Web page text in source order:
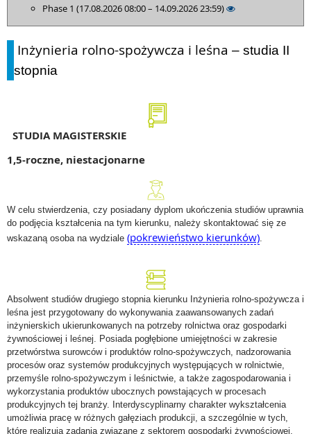
Phase 1 (17.08.2026 08:00 – 14.09.2026 23:59)
Inżynieria rolno-spożywcza i leśna – studia II
stopnia
STUDIA MAGISTERSKIE
1,5-roczne, niestacjonarne
W celu stwierdzenia, czy posiadany dyplom ukończenia studiów uprawnia
do podjęcia kształcenia na tym kierunku, należy skontaktować się ze
wskazaną osoba na wydziale (pokrewieństwo kierunków).
Absolwent studiów drugiego stopnia kierunku Inżynieria rolno-spożywcza i
leśna jest przygotowany do wykonywania zaawansowanych zadań
inżynierskich ukierunkowanych na potrzeby rolnictwa oraz gospodarki
żywnościowej i leśnej. Posiada pogłębione umiejętności w zakresie
przetwórstwa surowców i produktów rolno-spożywczych, nadzorowania
procesów oraz systemów produkcyjnych występujących w rolnictwie,
przemyśle rolno-spożywczym i leśnictwie, a także zagospodarowania i
wykorzystania produktów ubocznych powstających w procesach
produkcyjnych tej branży. Interdyscyplinarny charakter wykształcenia
umożliwia pracę w różnych gałęziach produkcji, a szczególnie w tych,
które realizują zadania związane z sektorem gospodarki żywnościowej.